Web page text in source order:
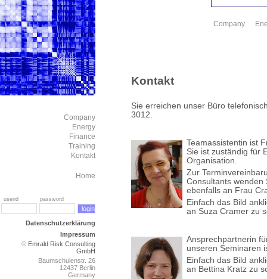
Company
Energy
Finance
Training
Kontakt
Home
userid password
Datenschutzerklärung
Impressum
© Emrald Risk Consulting
GmbH
Baumschulenstr. 26
12437 Berlin
Germany
Kontakt
Sie erreichen unser Büro
3012.
Teamassistentin ist
Sie ist zuständig für
Organisation.
Zur
Consultants wenden
ebenfalls an Frau
Einfach das Bild
an Suza Cramer zu
Ansprechpartnerin
unseren Seminaren
Einfach das Bild
an Bettina Kratz zu
Company